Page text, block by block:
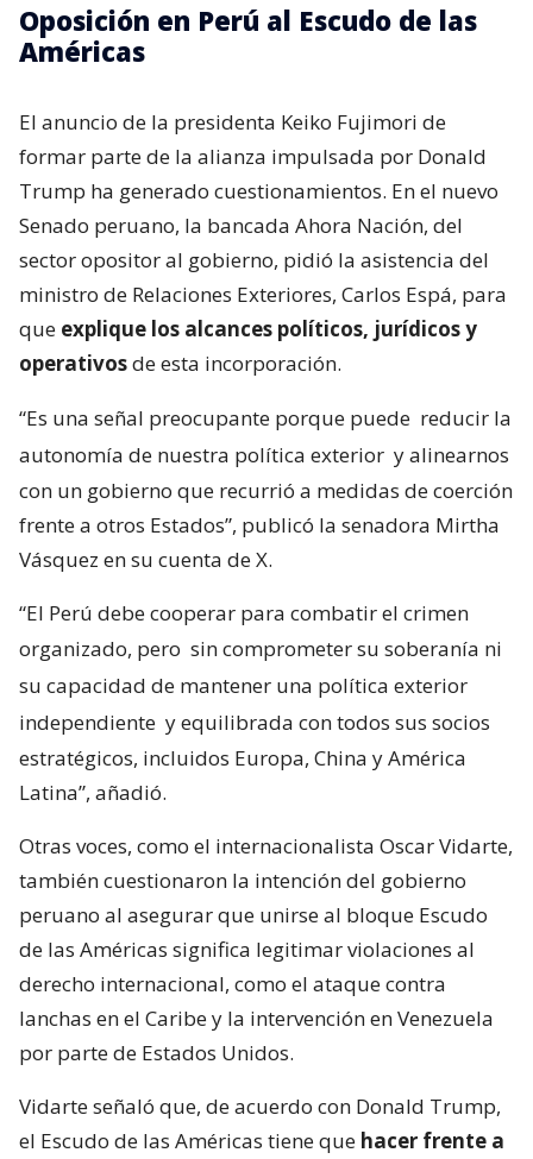
Oposición en Perú al Escudo de las
Américas
El anuncio de la presidenta Keiko Fujimori de
formar parte de la alianza impulsada por Donald
Trump ha generado cuestionamientos. En el nuevo
Senado peruano, la bancada Ahora Nación, del
sector opositor al gobierno, pidió la asistencia del
ministro de Relaciones Exteriores, Carlos Espá, para
que explique los alcances políticos, jurídicos y
operativosde esta incorporación.
“Es una señal preocupante porque puede reducir la
autonomía de nuestra política exterior y alinearnos
con un gobierno que recurrió a medidas de coerción
frente a otros Estados”, publicó la senadora Mirtha
Vásquez en su cuenta de X.
“El Perú debe cooperar para combatir el crimen
organizado, pero sin comprometer su soberanía ni
su capacidad de mantener una política exterior
independiente y equilibrada con todos sus socios
estratégicos, incluidos Europa, China y América
Latina”, añadió.
Otras voces, como el internacionalista Oscar Vidarte,
también cuestionaron la intención del gobierno
peruano al asegurar que unirse al bloque Escudo
de las Américas significa legitimar violaciones al
derecho internacional, como el ataque contra
lanchas en el Caribe y la intervención en Venezuela
por parte de Estados Unidos.
Vidarte señaló que, de acuerdo con Donald Trump,
el Escudo de las Américas tiene que hacer frente a